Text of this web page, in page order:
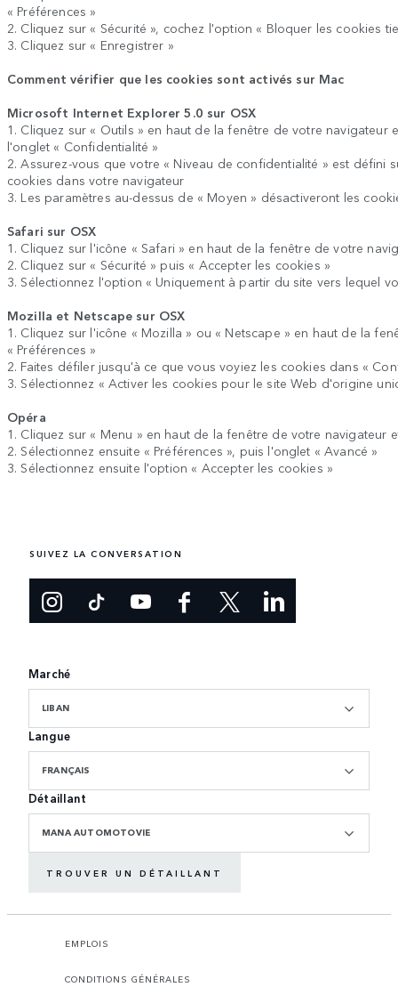
« Préférences »
2. Cliquez sur « Sécurité », cochez l'option « Bloquer les cookies
3. Cliquez sur « Enregistrer »
Comment vérifier que les cookies sont activés sur Mac
Microsoft Internet Explorer 5.0 sur OSX
1. Cliquez sur « Outils » en haut de la fenêtre de votre navigateur
l'onglet « Confidentialité »
2. Assurez-vous que votre « Niveau de confidentialité » est défini
cookies dans votre navigateur
3. Les paramètres au-dessus de « Moyen » désactiveront les
Safari sur OSX
1. Cliquez sur l'icône « Safari » en haut de la fenêtre de votre
2. Cliquez sur « Sécurité » puis « Accepter les cookies »
3. Sélectionnez l'option « Uniquement à partir du site vers lequel
Mozilla et Netscape sur OSX
1. Cliquez sur l'icône « Mozilla » ou « Netscape » en haut de la
« Préférences »
2. Faites défiler jusqu'à ce que vous voyiez les cookies dans «
3. Sélectionnez « Activer les cookies pour le site Web d'origine
Opéra
1. Cliquez sur « Menu » en haut de la fenêtre de votre navigateur
2. Sélectionnez ensuite « Préférences », puis l'onglet « Avancé »
3. Sélectionnez ensuite l'option « Accepter les cookies »
SUIVEZ LA CONVERSATION
Marché
LIBAN
Langue
FRANÇAIS
Détaillant
MANA AUTOMOTOVIE
TROUVER UN DÉTAILLANT
EMPLOIS
CONDITIONS GÉNÉRALES